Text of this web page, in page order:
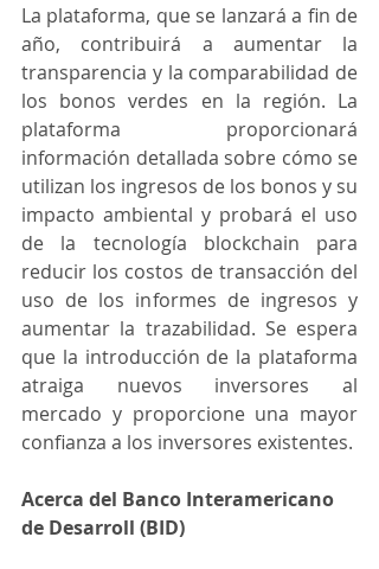
La plataforma, que se lanzará a fin de
año, contribuirá a aumentar la
transparencia y la comparabilidad de
los bonos verdes en la región. La
plataforma proporcionará
información detallada sobre cómo se
utilizan los ingresos de los bonos y su
impacto ambiental y probará el uso
de la tecnología blockchain para
reducir los costos de transacción del
uso de los informes de ingresos y
aumentar la trazabilidad. Se espera
que la introducción de la plataforma
atraiga nuevos inversores al
mercado y proporcione una mayor
confianza a los inversores existentes.
Acerca del Banco Interamericano
de Desarroll (BID)